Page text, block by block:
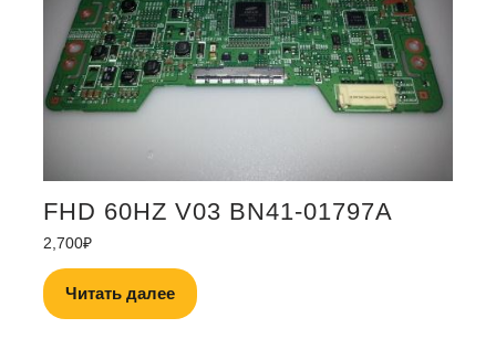
FHD 60HZ V03 BN41-01797A
2,700₽
Читать далее